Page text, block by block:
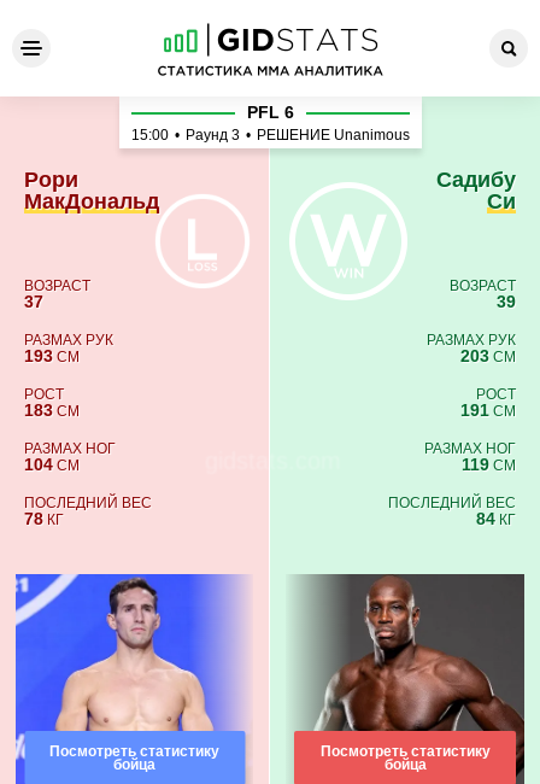
Рори МакДональд - Садибу
Рори
МакДональд
ВОЗРАСТ
37
РАЗМАХ РУК
193 СМ
РОСТ
183 СМ
РАЗМАХ НОГ
104 СМ
ПОСЛЕДНИЙ ВЕС
78 КГ
Посмотреть статистику
бойца
PFL 6
15:00 • Раунд 3 • РЕШЕНИЕ Unanimous
Садибу
Си
ВОЗРАСТ
39
РАЗМАХ РУК
203 СМ
РОСТ
191 СМ
РАЗМАХ НОГ
119 СМ
ПОСЛЕДНИЙ ВЕС
84 КГ
Посмотреть статистику
бойца